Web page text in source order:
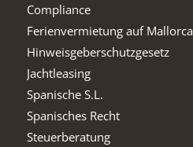
Compliance
Ferienvermietung auf Mallorca
Hinweisgeberschutzgesetz
Jachtleasing
Spanische S.L.
Spanisches Recht
Steuerberatung